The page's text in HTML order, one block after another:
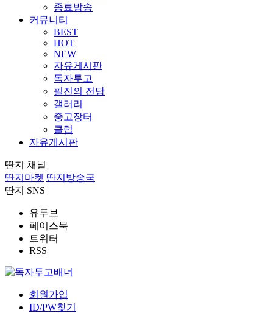
종료방송
커뮤니티
BEST
HOT
NEW
자유게시판
독자투고
필진의 전당
갤러리
중고장터
클럽
자유게시판
딴지 채널
딴지마켓 딴지방송국
딴지 SNS
유투브
페이스북
트위터
RSS
회원가입
ID/PW찾기